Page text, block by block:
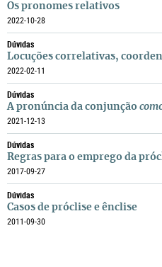
Os pronomes relativos
2022-10-28
Dúvidas
Locuções correlativas,
2022-02-11
Dúvidas
A pronúncia da conjunção
2021-12-13
Dúvidas
Regras para o emprego da
2017-09-27
Dúvidas
Casos de próclise e ênclise
2011-09-30